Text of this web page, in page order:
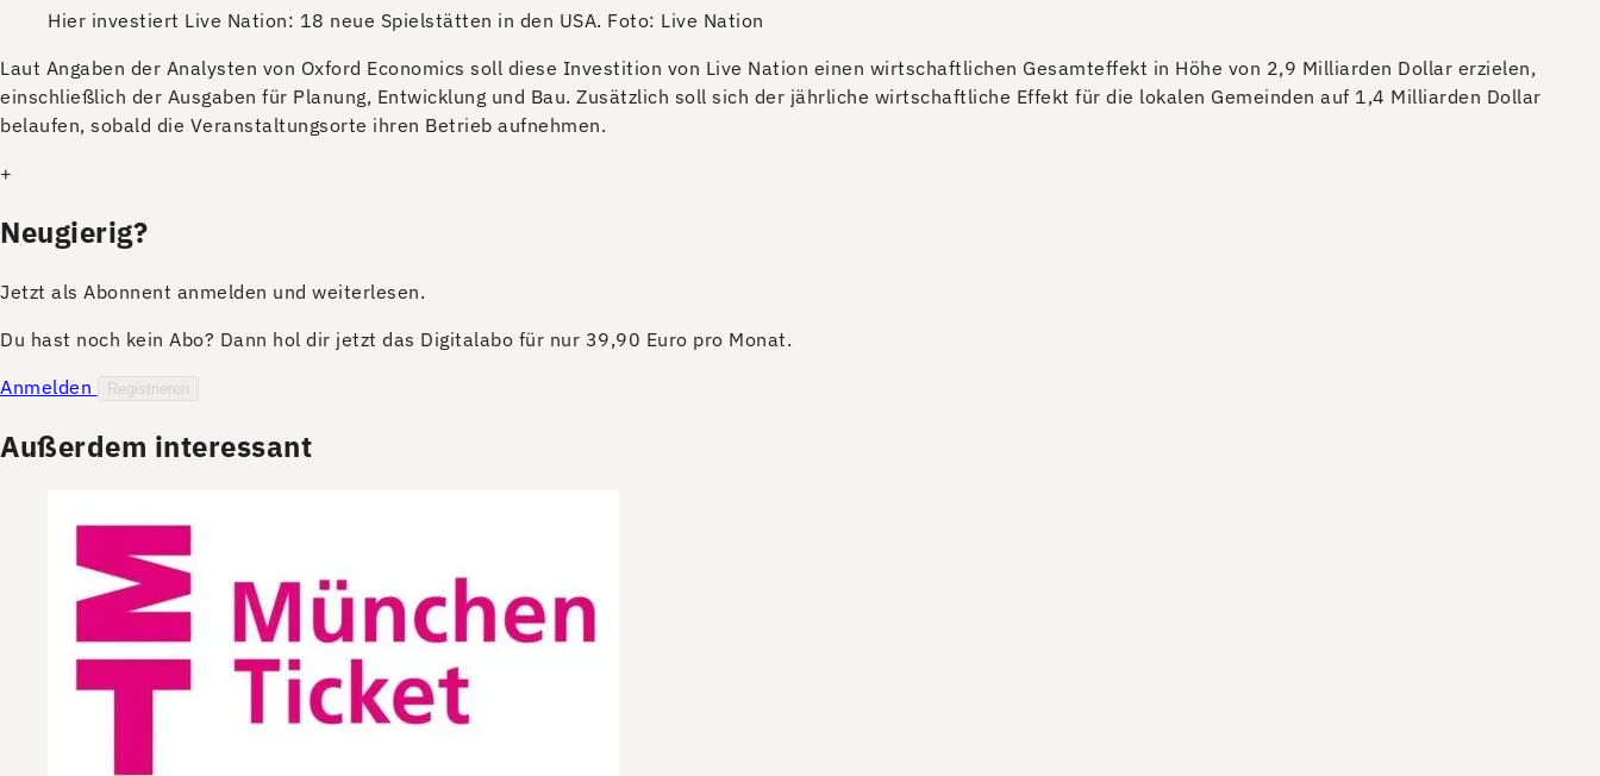
Hier investiert Live Nation: 18 neue Spielstätten in den USA. Foto: Live Nation
Laut Angaben der Analysten von Oxford Economics soll diese Investition von Live Nation einen wirtschaftlichen Gesamteffekt in Höhe von 2,9 Milliarden Dollar erzielen,
einschließlich der Ausgaben für Planung, Entwicklung und Bau. Zusätzlich soll sich der jährliche wirtschaftliche Effekt für die lokalen Gemeinden auf 1,4 Milliarden Dollar
belaufen, sobald die Veranstaltungsorte ihren Betrieb aufnehmen.
+
Neugierig?
Jetzt als Abonnent anmelden und weiterlesen.
Du hast noch kein Abo? Dann hol dir jetzt das Digitalabo für nur 39,90 Euro pro Monat.
Anmelden
Registrieren
Außerdem interessant